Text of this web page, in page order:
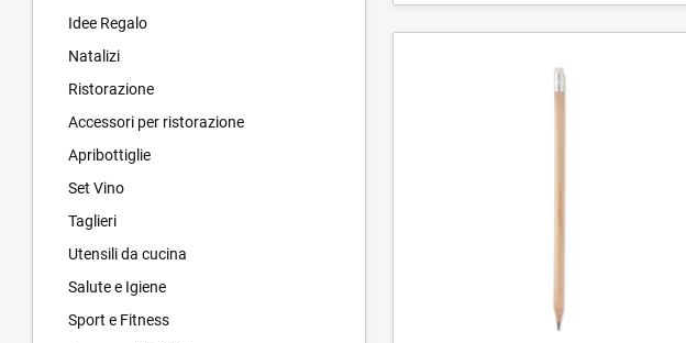
Idee Regalo
Natalizi
Ristorazione
Accessori per ristorazione
Apribottiglie
Set Vino
Taglieri
Utensili da cucina
Salute e Igiene
Sport e Fitness